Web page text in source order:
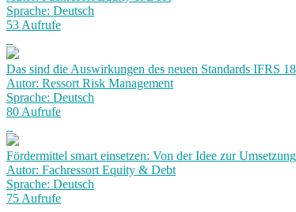
Sprache: Deutsch
53 Aufrufe
Das sind die Auswirkungen des neuen Standards IFRS
Autor: Ressort Risk Management
Sprache: Deutsch
80 Aufrufe
Fördermittel smart einsetzen: Von der Idee zur Umsetzung
Autor: Fachressort Equity & Debt
Sprache: Deutsch
75 Aufrufe